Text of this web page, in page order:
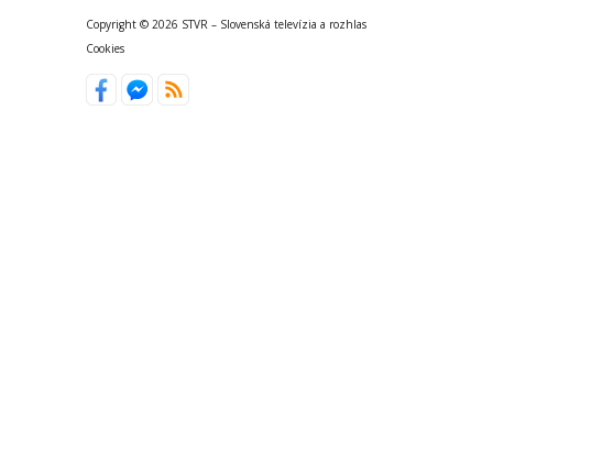
Copyright © 2026 STVR – Slovenská televízia a rozhlas
Cookies